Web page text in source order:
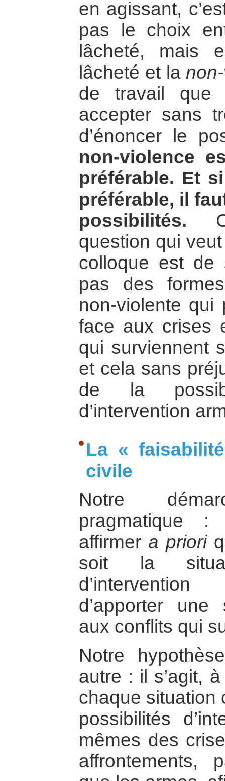
en agissant,
pas le choix
lâcheté, mais
lâcheté et la
de travail que
accepter sans
d’énoncer le
non-violence
préférable. Et
préférable, il
possibilités.
question qui
colloque est de
pas des
non-violente qui
face aux crises
qui surviennent
et cela sans
de la
d’intervention
La «
civile
Notre
pragmatique
affirmer a priori
soit la
d’apporter une
aux conflits qui
Notre
autre : il s’agit,
chaque situation
possibilités
mêmes des
affrontements,